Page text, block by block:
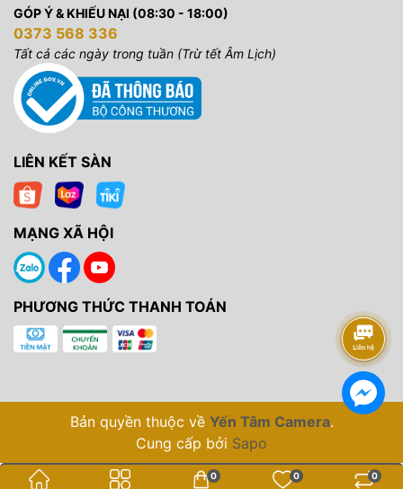
GÓP Ý & KHIẾU NẠI (08:30 - 18:00)
0373 568 336
Tất cả các ngày trong tuần (Trừ tết Âm Lịch)
LIÊN KẾT SÀN
MẠNG XÃ HỘI
PHƯƠNG THỨC THANH TOÁN
Bản quyền thuộc về Yến Tâm Camera.
Cung cấp bởi Sapo
0 0 0